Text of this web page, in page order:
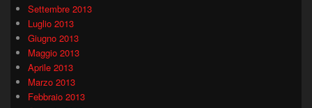
Settembre 2013
Luglio 2013
Giugno 2013
Maggio 2013
Aprile 2013
Marzo 2013
Febbraio 2013